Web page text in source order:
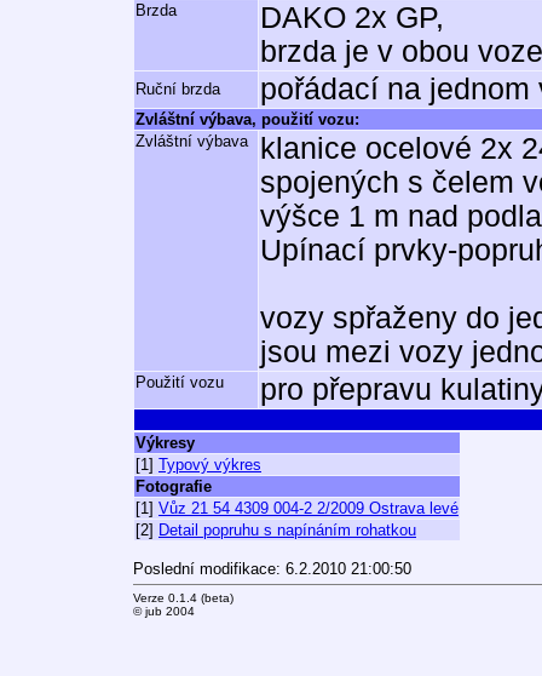
Brzda
DAKO 2x GP,
brzda je v obou
Ruční brzda pořádací na jednom
Zvláštní výbava, použití vozu:
Zvláštní výbava
klanice ocelové 2x
spojených s čelem
výšce 1 m nad
Upínací prvky-
vozy spřaženy do
jsou mezi vozy
Použití vozu pro přepravu
Výkresy
[1] Typový výkres
Fotografie
[1] Vůz 21 54 4309 004-2 2/2009 Ostrava levé
[2] Detail popruhu s napínáním rohatkou
Poslední modifikace: 6.2.2010 21:00:50
Verze 0.1.4 (beta)
© jub 2004